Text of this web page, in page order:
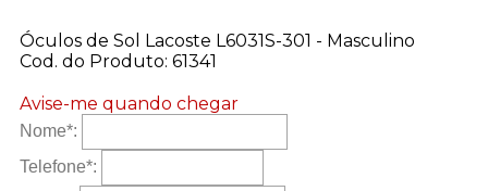
Óculos de Sol Lacoste L6031S-301 - Masculino
Cod. do Produto: 61341
Avise-me quando chegar
Nome*:
Telefone*: